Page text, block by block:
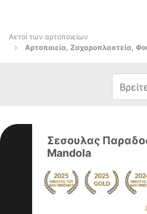
Αετοί των αρτοποιείων
Αρτοποιεία, Ζαχαροπλαστεία,
Σεσουλας
Mandola